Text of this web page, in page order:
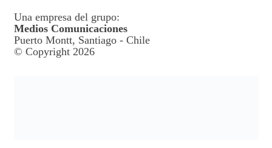
Una empresa del grupo:
Medios Comunicaciones
Puerto Montt, Santiago - Chile
© Copyright 2026